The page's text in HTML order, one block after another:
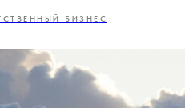
БИЗНЕС